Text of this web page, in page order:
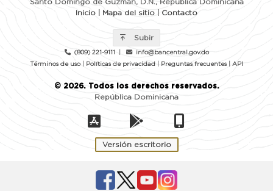
Santo Domingo de Guzmán, D.N., República Dominicana
Inicio
Mapa del sitio Contacto
Subir
(809) 221-9111
info@bancentral.gov.do
Términos de uso| Políticas de privacidad Preguntas frecuentes| API
© 2026. Todos los derechos reservados.
República Dominicana
Versión escritorio